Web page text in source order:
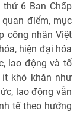
6 Ban Chấp
điểm, mục
công nhân Việt
hiện đại hóa
lao động và tổ
khó khăn như
lao động vẫn
tế theo hướng